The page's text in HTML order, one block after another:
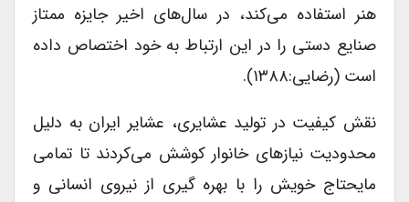
هنر استفاده می‌کند،‌ در سال‌های اخیر جایزه ممتاز
صنایع دستی را در این ارتباط به خود اختصاص داده
است (رضایی:‌۱۳۸۸).
نقش کیفیت در تولید عشایری، عشایر ایران به دلیل
محدودیت نیازهای خانوار کوشش می‌کردند تا تمامی
مایحتاج خویش را با بهره گیری از نیروی انسانی و